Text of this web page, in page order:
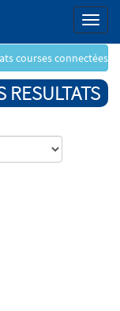
Menu
courses connectées
RESULTATS